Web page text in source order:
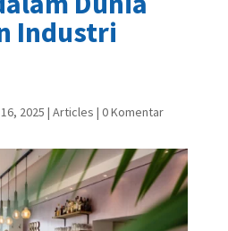
Industri
2025 | Articles | 0 Komentar